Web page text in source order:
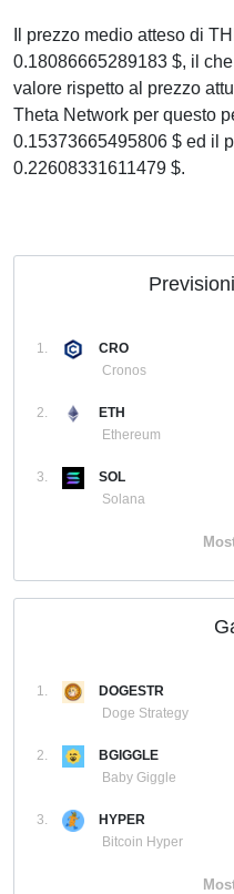
Il prezzo medio atteso di
0.18086665289183 $, il
valore rispetto al prezzo
Theta Network per questo
0.15373665495806 $ ed il
0.22608331611479 $.
1.
CRO
Cronos
2.
ETH
Ethereum
3.
SOL
Solana
1.
DOGESTR
Doge Strategy
2.
BGIGGLE
Baby Giggle
3.
HYPER
Bitcoin Hyper